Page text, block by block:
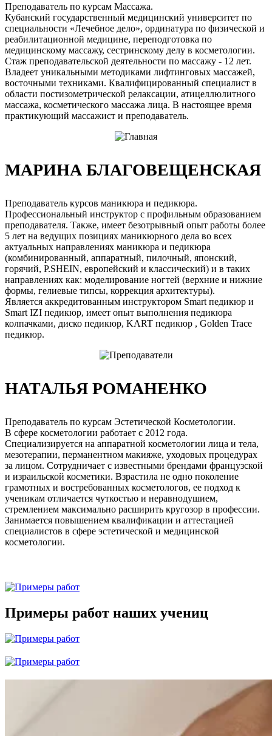
Преподаватель по курсам Массажа.
Кубанский государственный медицинский университет по
специальности «Лечебное дело», ординатура по физической и
реабилитационной медицине, переподготовка по
медицинскому массажу, сестринскому делу в косметологии.
Стаж преподавательской деятельности по массажу - 12 лет.
Владеет уникальными методиками лифтинговых массажей,
восточными техниками. Квалифицированный специалист в
области постизометрической релаксации, атицеллюлитного
массажа, косметического массажа лица. В настоящее время
практикующий массажист и преподаватель.
МАРИНА БЛАГОВЕЩЕНСКАЯ
Преподаватель курсов маникюра и педикюра.
Профессиональный инструктор с профильным образованием
преподавателя. Также, имеет безотрывный опыт работы более
5 лет на ведущих позициях маникюрного дела во всех
актуальных направлениях маникюра и педикюра
(комбинированный, аппаратный, пилочный, японский,
горячий, P.SHEIN, европейский и классический) и в таких
направлениях как: моделирование ногтей (верхние и нижние
формы, гелиевые типсы, коррекция архитектуры).
Является аккредитованным инструктором Smart педикюр и
Smart IZI педикюр, имеет опыт выполнения педикюра
колпачками, диско педикюр, KART педикюр , Golden Trace
педикюр.
НАТАЛЬЯ РОМАНЕНКО
Преподаватель по курсам Эстетической Косметологии.
В сфере косметологии работает с 2012 года.
Специализируется на аппаратной косметологии лица и тела,
мезотерапии, перманентном макияже, уходовых процедурах
за лицом. Сотрудничает с известными брендами французской
и израильской косметики. Взрастила не одно поколение
грамотных и востребованных косметологов, ее подход к
ученикам отличается чуткостью и неравнодушием,
стремлением максимально расширить кругозор в профессии.
Занимается повышением квалификации и аттестацией
специалистов в сфере эстетической и медицинской
косметологии.
Примеры работ наших учениц